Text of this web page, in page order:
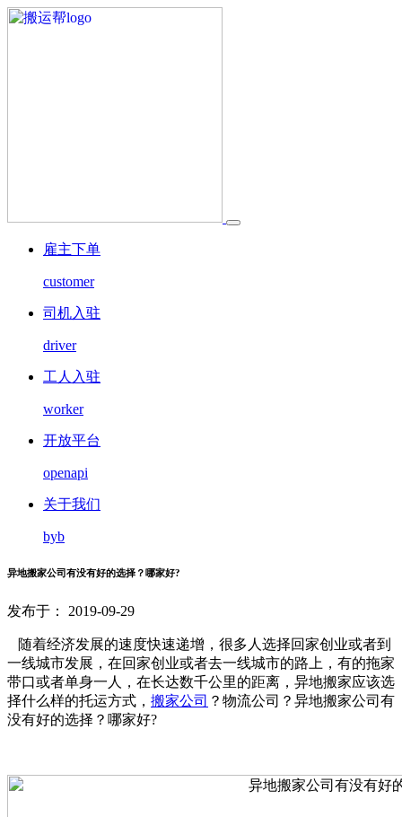
雇主下单
customer
司机入驻
driver
工人入驻
worker
开放平台
openapi
关于我们
byb
异地搬家公司有没有好的选择？哪家好?
发布于： 2019-09-29
随着经济发展的速度快速递增，很多人选择回家创业或者到
一线城市发展，在回家创业或者去一线城市的路上，有的拖家
带口或者单身一人，在长达数千公里的距离，异地搬家应该选
择什么样的托运方式， 搬家公司 ？物流公司？异地搬家公司有
没有好的选择？哪家好?